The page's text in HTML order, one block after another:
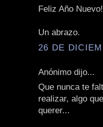
Feliz Año
Un abrazo.
26 DE
Anónimo dijo...
Que nunca te
realizar, algo
querer...